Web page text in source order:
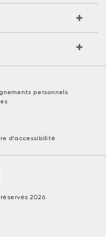
personnels
d'accessibilité
2026.